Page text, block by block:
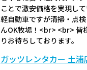
ことで激安価格を実現し
軽自動車ですが清掃・点
んOK牧場！<br> <br> 皆
りお待ちしております。
ガッツレンタカー 土浦